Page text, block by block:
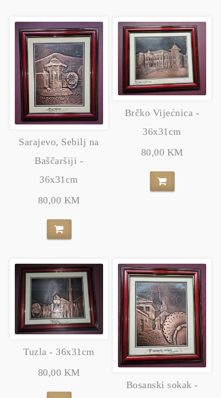
Sarajevo, Sebilj na
Baščaršiji -
36x31cm
80,00 KM
Brčko Vijećnica -
36x31cm
80,00 KM
Tuzla - 36x31cm
80,00 KM
Bosanski sokak -